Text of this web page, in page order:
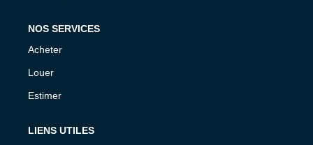
NOS SERVICES
Acheter
Louer
Estimer
LIENS UTILES